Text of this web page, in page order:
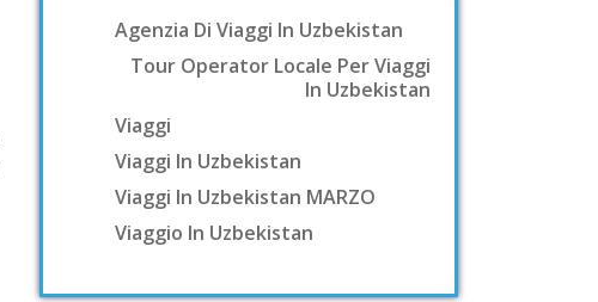
Agenzia Di Viaggi In Uzbekistan
Tour Operator Locale Per Viaggi
In Uzbekistan
Viaggi
Viaggi In Uzbekistan
Viaggi In Uzbekistan MARZO
Viaggio In Uzbekistan